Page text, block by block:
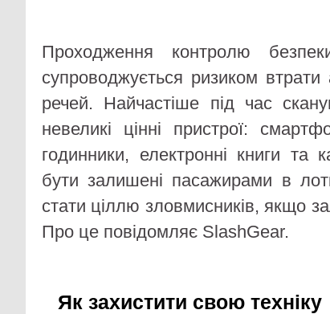
Проходження контролю
супроводжується ризиком
речей. Найчастіше під час
невеликі цінні пристрої:
годинники, електронні книги та
бути залишені пасажирами в
стати ціллю зловмисників, якщо
Про це повідомляє SlashGear.
Як захистити свою техніку